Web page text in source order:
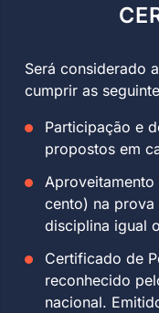
Será considerado
cumprir as
Participação e
propostos em
cento) na
disciplina igual
Certificado de
reconhecido
nacional.